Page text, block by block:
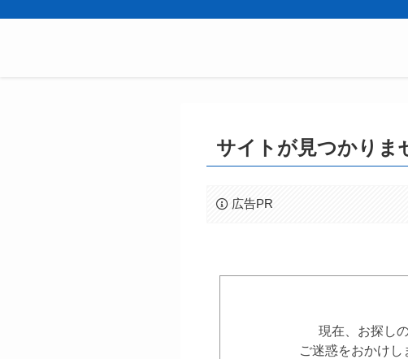
サイトが見つかりま
広告PR
現在、お探し
ご迷惑をおかけし